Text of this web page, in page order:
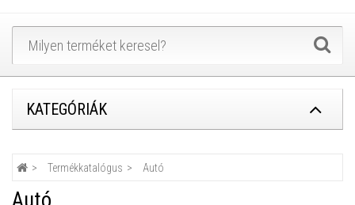
KATEGÓRIÁK
Termékkatalógus Autó